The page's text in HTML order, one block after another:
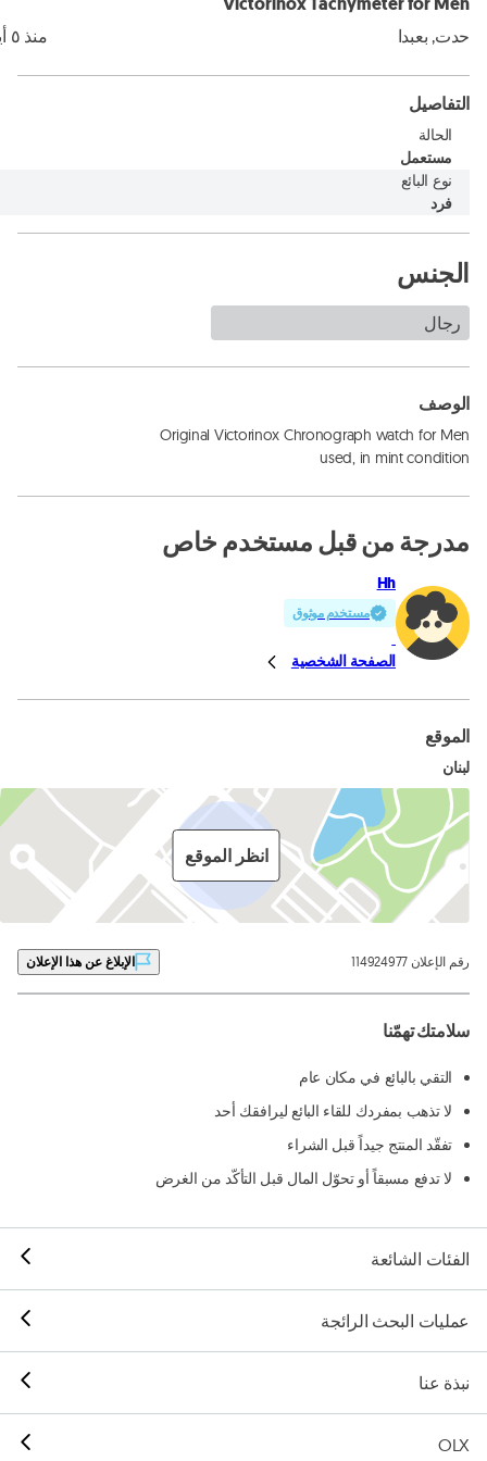
حدت, بعبدا منذ ٥ أيام
التفاصيل
الحالة
مستعمل
نوع البائع
فرد
الجنس
رجال
الوصف
Original Victorinox Chronograph watch for Men
used, in mint condition
مدرجة من قبل مستخدم خاص
Hh
مستخدم موثوق
الصفحة الشخصية
الموقع
لبنان
انظر الموقع
رقم الإعلان 114924977 الإبلاغ عن هذا الإعلان
سلامتك تهمّنا
التقي بالبائع في مكان عام
لا تذهب بمفردك للقاء البائع ليرافقك أحد
تفقّد المنتج جيداً قبل الشراء
لا تدفع مسبقاً أو تحوّل المال قبل التأكّد من الغرض
الفئات الشائعة
عمليات البحث الرائجة
نبذة عنا
OLX